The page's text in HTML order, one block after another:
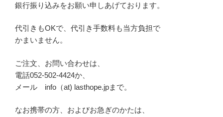
銀行振り込みをお願い申しあげております。
代引きもOKで、代引き手数料も当方負担で
かまいません。
ご注文、お問い合わせは、
電話052-502-4424か、
メール info（at) lasthope.jpまで。
なお携帯の方、およびお急ぎのかたは、